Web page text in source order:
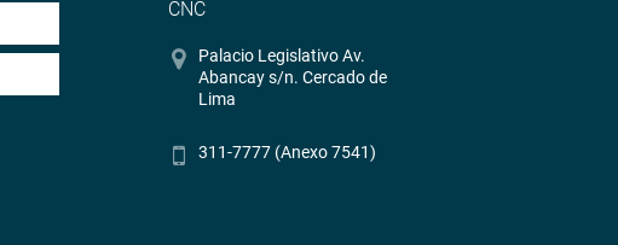
CNC
Palacio Legislativo Av.
Abancay s/n. Cercado de
Lima
311-7777 (Anexo 7541)